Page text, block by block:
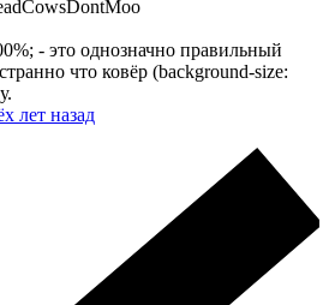
- это однозначно правильный
что ковёр (background-size:
лет назад